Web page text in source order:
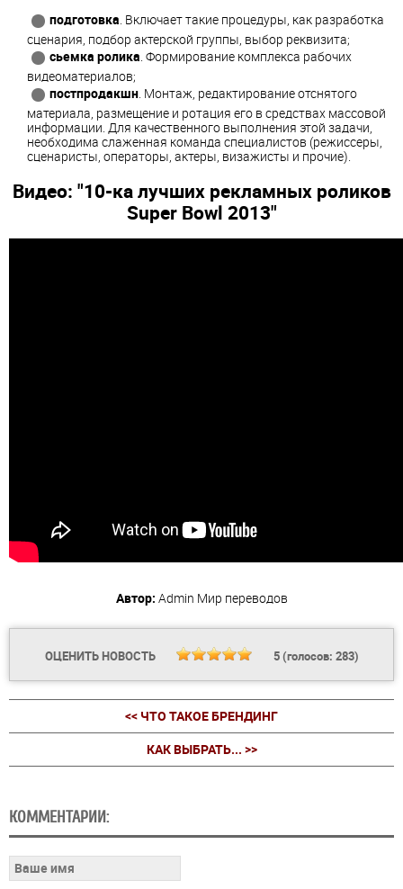
подготовка. Включает такие процедуры, как разработка
сценария, подбор актерской группы, выбор реквизита;
сьемка ролика. Формирование комплекса рабочих
видеоматериалов;
постпродакшн. Монтаж, редактирование отснятого
материала, размещение и ротация его в средствах массовой
информации. Для качественного выполнения этой задачи,
необходима слаженная команда специалистов (режиссеры,
сценаристы, операторы, актеры, визажисты и прочие).
Видео: "10-ка лучших рекламных роликов
Super Bowl 2013"
Автор: Admin Мир переводов
ОЦЕНИТЬ НОВОСТЬ 5(голосов: 283)
<< ЧТО ТАКОЕ БРЕНДИНГ
КАК ВЫБРАТЬ... >>
КОММЕНТАРИИ: